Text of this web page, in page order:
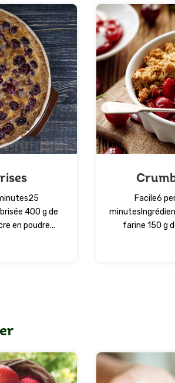
400 g de
en poudre...
Facile6
farine 150 g